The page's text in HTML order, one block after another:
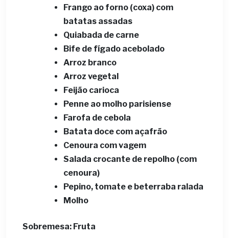
Frango ao forno (coxa) com
batatas assadas
Quiabada de carne
Bife de fígado acebolado
Arroz branco
Arroz vegetal
Feijão carioca
Penne ao molho parisiense
Farofa de cebola
Batata doce com açafrão
Cenoura com vagem
Salada crocante de repolho (com
cenoura)
Pepino, tomate e beterraba ralada
Molho
Sobremesa: Fruta